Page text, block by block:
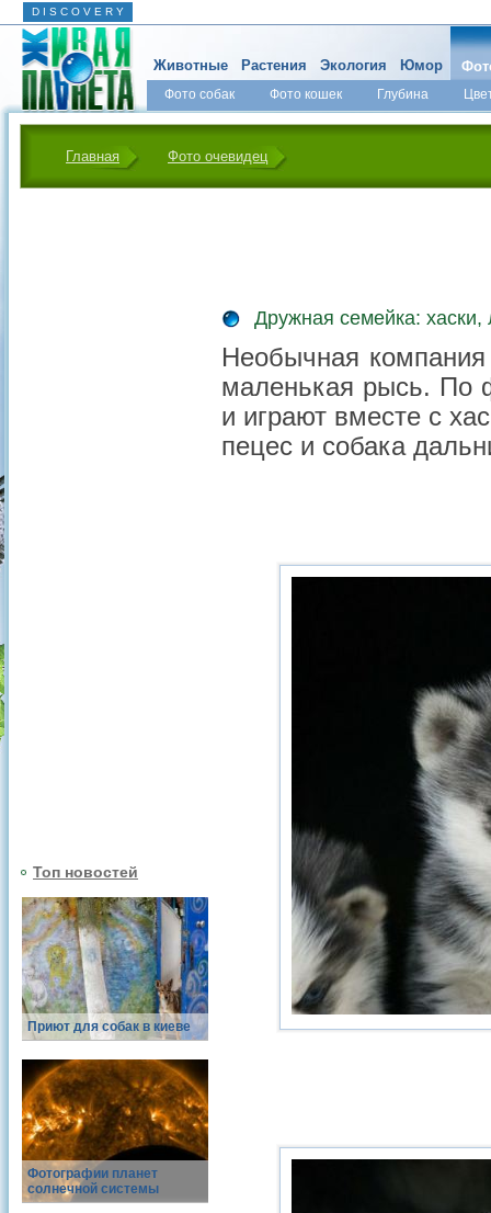
D I S C O V E R Y
Животные Растения Экология Юмор
Фото собак Фото кошек Глубина
Главная Фото очевидец
Топ новостей
Приют для собак в киеве
Фотографии планет
солнечной системы
Дружная семейка: хаски,
Необычная
маленькая рысь. По
и играют вместе с
пецес и собака